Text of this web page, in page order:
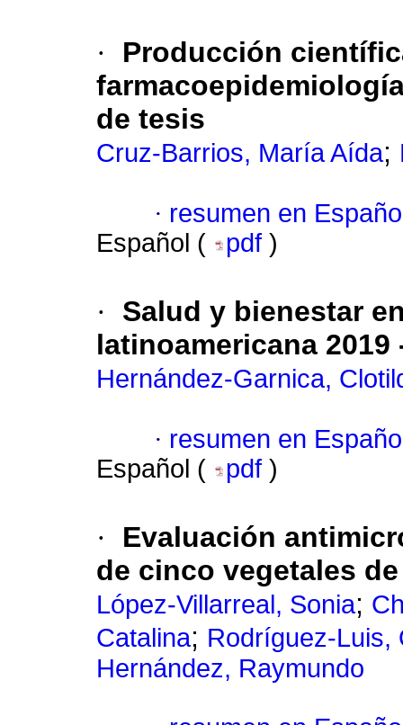
·
Producción
de tesis
Cruz-Barrios, María Aída;
· resumen en
Español (
pdf )
·
Salud y bienestar
latinoamericana 2019
Hernández-Garnica,
· resumen en
Español (
pdf )
·
Evaluación
de cinco vegetales
López-Villarreal, Sonia;
Catalina; Rodríguez-Luis,
Hernández, Raymundo